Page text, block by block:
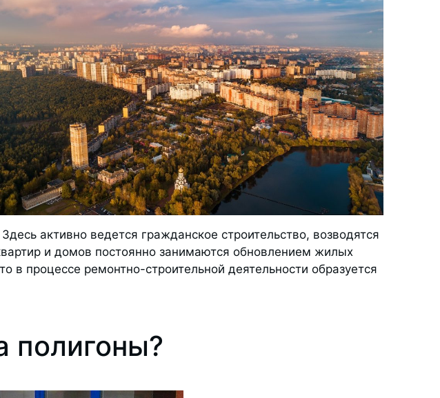
активно ведется гражданское строительство, возводятся
и домов постоянно занимаются обновлением жилых
процессе ремонтно-строительной деятельности образуется
полигоны?